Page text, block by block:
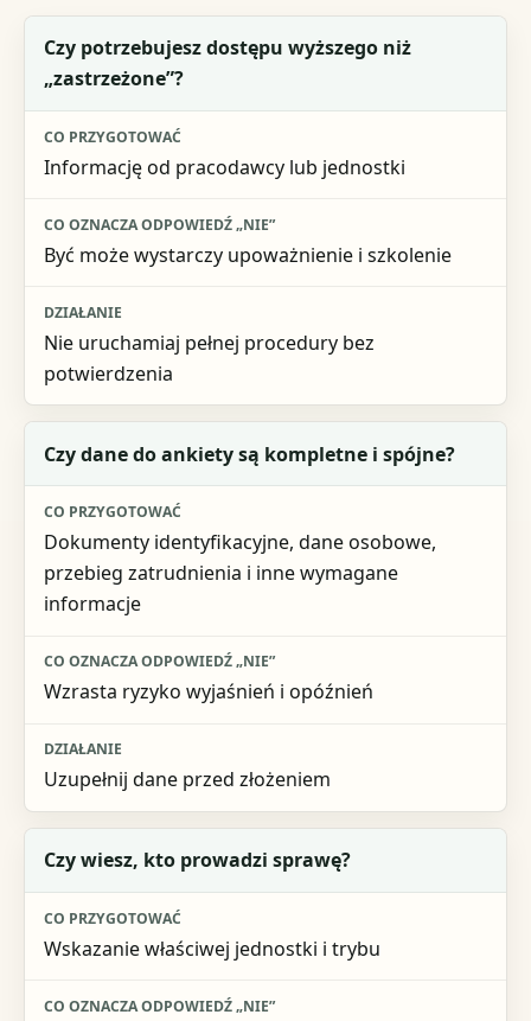
Pytanie kontrolne
Czy potrzebujesz dostępu wyższego niż
„zastrzeżone”?
Informację od pracodawcy lub jednostki
Być może wystarczy upoważnienie i szkolenie
Nie uruchamiaj pełnej procedury bez
potwierdzenia
Czy dane do ankiety są kompletne i spójne?
Dokumenty identyfikacyjne, dane osobowe,
przebieg zatrudnienia i inne wymagane
informacje
Wzrasta ryzyko wyjaśnień i opóźnień
Uzupełnij dane przed złożeniem
Czy wiesz, kto prowadzi sprawę?
Wskazanie właściwej jednostki i trybu